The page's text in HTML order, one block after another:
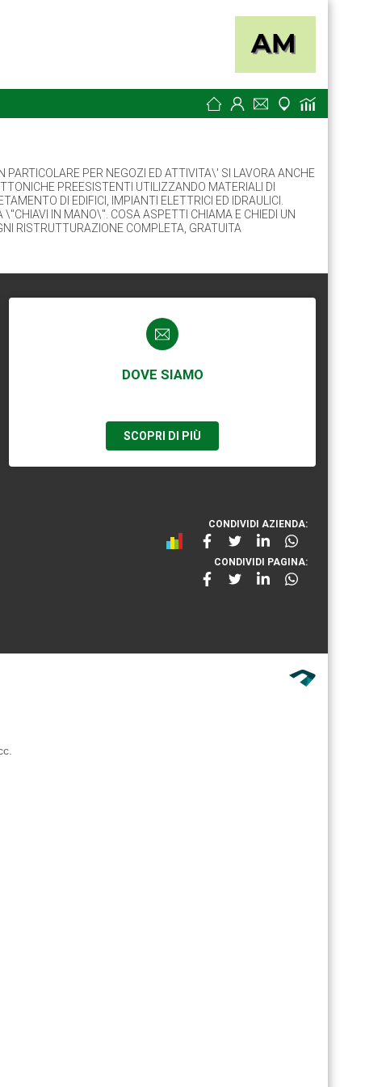
PER NEGOZI ED ATTIVITA\' SI LAVORA ANCHE
PREESISTENTI UTILIZZANDO MATERIALI DI
DI EDIFICI, IMPIANTI ELETTRICI ED IDRAULICI.
IN MANO\". COSA ASPETTI CHIAMA E CHIEDI UN
RISTRUTTURAZIONE COMPLETA, GRATUITA
DOVE SIAMO
SCOPRI DI PIÙ
CONDIVIDI AZIENDA:
CONDIVIDI PAGINA: